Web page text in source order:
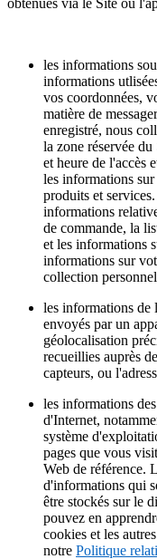
les informations
informations
vos coordonnées,
matière de
enregistré, nous
la zone réservée
et heure de l'accès
les informations
produits et
informations
de commande, la
et les informations
informations sur
collection
les informations de
envoyés par un
géolocalisation
recueillies auprès
capteurs, ou
les informations
d'Internet,
système
pages que vous
Web de référence.
d'informations qui
être stockés sur le
pouvez en
cookies et les
notre Politique